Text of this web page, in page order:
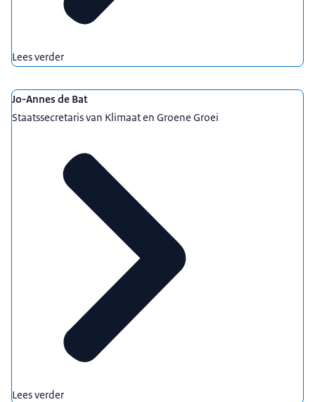
Lees verder
Jo-Annes de Bat
Staatssecretaris van Klimaat en Groene Groei
Lees verder